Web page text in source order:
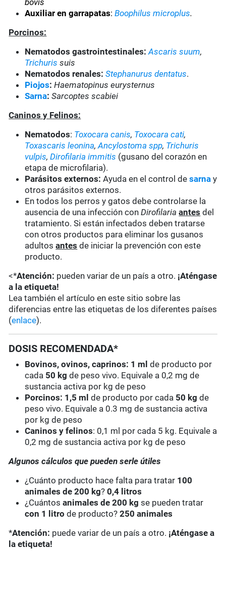
bovis
Auxiliar en garrapatas:Boophilus microplus.
Porcinos:
Nematodos gastrointestinales: Ascaris suum,
Trichurissuis
Nematodos renales: Stephanurus dentatus.
Piojos: Haematopinus eurysternus
Sarna:Sarcoptes scabiei
Caninos y Felinos:
Nematodos: Toxocara canis, Toxocara cati,
Toxascaris leonina,Ancylostoma spp, Trichuris
vulpis,Dirofilaria immitis (gusano del corazón en
etapa de microfilaria).
Parásitos externos: Ayuda en el control desarna y
otros parásitos externos.
En todos los perros y gatos debe controlarse la
ausencia de una infección conDirofilaria antes del
tratamiento. Si están infectados deben tratarse
con otros productos para eliminar los gusanos
adultosantes de iniciar la prevención con este
producto.
<*Atención: pueden variar de un país a otro. ¡Aténgase
a la etiqueta!
Lea también el artículo en este sitio sobre las
diferencias entre las etiquetas de los diferentes países
(enlace).
DOSIS RECOMENDADA*
Bovinos, ovinos, caprinos: 1 ml de producto por
cada 50 kg de peso vivo. Equivale a 0,2 mg de
sustancia activa por kg de peso
Porcinos: 1,5 ml de producto por cada 50 kg de
peso vivo. Equivale a 0.3 mg de sustancia activa
por kg de peso
Caninos y felinos: 0,1 ml por cada 5 kg. Equivale a
0,2 mg de sustancia activa por kg de peso
Algunos cálculos que pueden serle útiles
¿Cuánto producto hace falta para tratar 100
animales de 200 kg?0,4 litros
¿Cuántosanimales de 200 kg se pueden tratar
con 1 litro de producto?250 animales
*Atención: puede variar de un país a otro. ¡Aténgase a
la etiqueta!